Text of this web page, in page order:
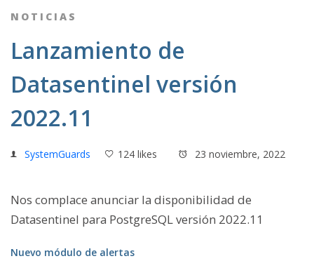
NOTICIAS
Lanzamiento de
Datasentinel versión
2022.11
SystemGuards 124 likes 23 noviembre, 2022
Nos complace anunciar la disponibilidad de
Datasentinel para PostgreSQL versión 2022.11
Nuevo módulo de alertas